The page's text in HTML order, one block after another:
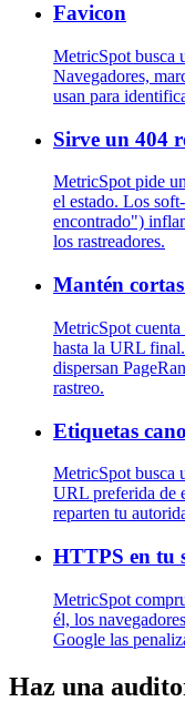
Favicon
MetricSpot busca
Navegadores,
usan para
Sirve un 404
MetricSpot pide
el estado. Los
encontrado")
los rastreadores.
Mantén
MetricSpot cuenta
hasta la URL
dispersan
rastreo.
Etiquetas
MetricSpot busca
URL preferida de
reparten tu
HTTPS en tu
MetricSpot
él, los
Google las
Haz una